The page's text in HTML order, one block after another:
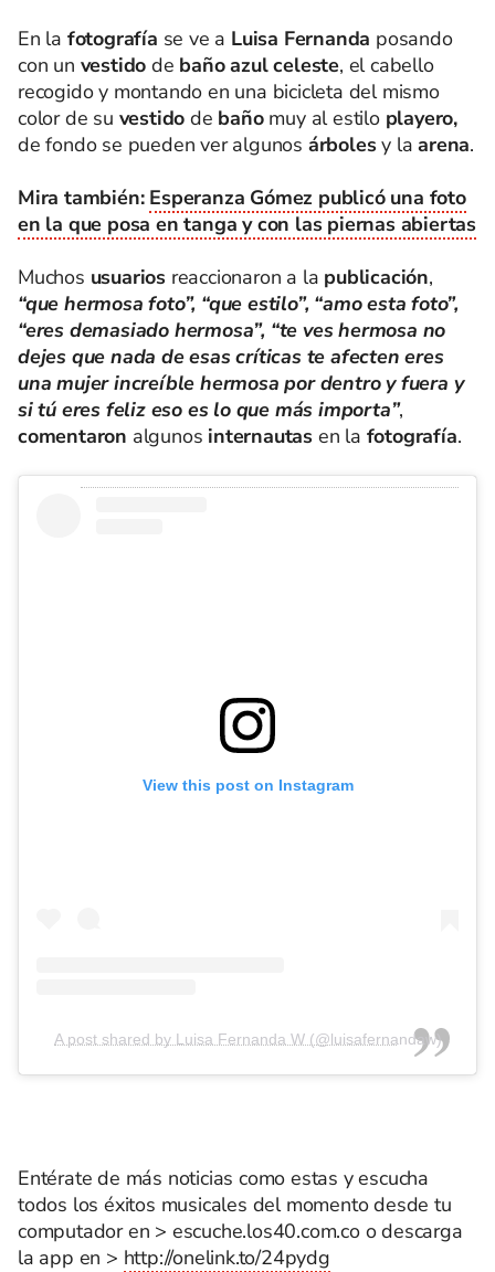
En la fotografía se ve a Luisa Fernanda posando
con un vestido de baño azul celeste, el cabello
recogido y montando en una bicicleta del mismo
color de su vestido de bañomuy al estilo playero,
de fondo se pueden ver algunos árbolesy laarena.
Mira también: Esperanza Gómez publicó una foto
en la que posa en tanga y con las piernas abiertas
Muchos usuarios reaccionaron a la publicación,
“que hermosa foto”, “que estilo”, “amo esta foto”,
“eres demasiado hermosa”, “te ves hermosa no
dejes que nada de esas críticas te afecten eres
una mujer increíble hermosa por dentro y fuera y
si tú eres feliz eso es lo que más importa”,
comentaron algunos internautas en la fotografía.
View this post on Instagram
A post shared by Luisa Fernanda W (@luisafernandaw)
Entérate de más noticias como estas y escucha
todos los éxitos musicales del momento desde tu
computador en > escuche.los40.com.co o descarga
la app en > http://onelink.to/24pydg